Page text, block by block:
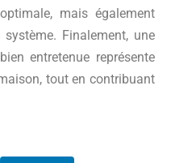
mais également
Finalement, une
entretenue représente
tout en contribuant